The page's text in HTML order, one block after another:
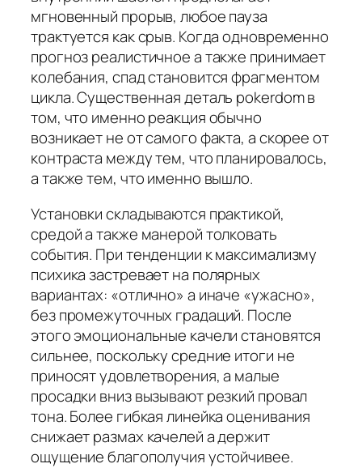
мгновенный прорыв, любое пауза
трактуется как срыв. Когда одновременно
прогноз реалистичное а также принимает
колебания, спад становится фрагментом
цикла. Существенная деталь pokerdom в
том, что именно реакция обычно
возникает не от самого факта, а скорее от
контраста между тем, что планировалось,
а также тем, что именно вышло.
Установки складываются практикой,
средой а также манерой толковать
события. При тенденции к максимализму
психика застревает на полярных
вариантах: «отлично» а иначе «ужасно»,
без промежуточных градаций. После
этого эмоциональные качели становятся
сильнее, поскольку средние итоги не
приносят удовлетворения, а малые
просадки вниз вызывают резкий провал
тона. Более гибкая линейка оценивания
снижает размах качелей а держит
ощущение благополучия устойчивее.